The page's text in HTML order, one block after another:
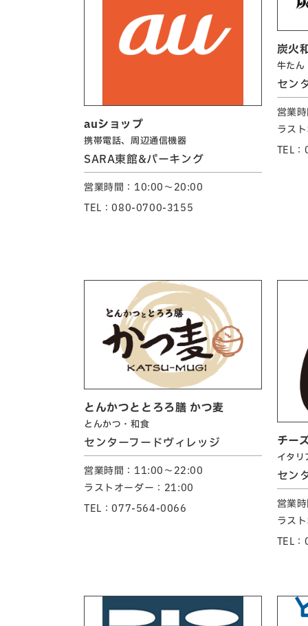
auショップ
携帯電話、周辺通信機器
SARA東館&パーキング
営業時間：10:00～20:00
TEL：080-0700-3155
炭火
牛たん
セン
営業
ラス
TEL
とんかつととろろ膳 かつ麦
とんかつ・和食
センターフードヴィレッジ
営業時間：11:00～22:00
ラストオーダー：21:00
TEL：077-564-0066
チー
イタリ
セン
営業
ラス
TEL